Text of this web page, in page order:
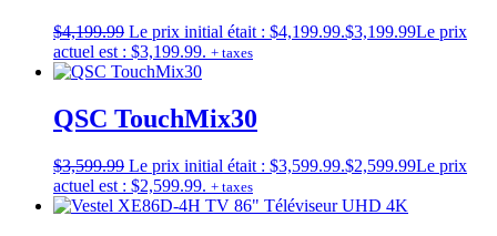
$4,199.99 Le prix initial était : $4,199.99.$3,199.99Le prix
actuel est : $3,199.99. + taxes
QSC TouchMix30
$3,599.99 Le prix initial était : $3,599.99.$2,599.99Le prix
actuel est : $2,599.99. + taxes